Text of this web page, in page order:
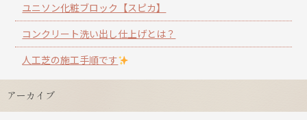
ユニソン化粧ブロック【スピカ】
コンクリート洗い出し仕上げとは？
人工芝の施工手順です
アーカイブ